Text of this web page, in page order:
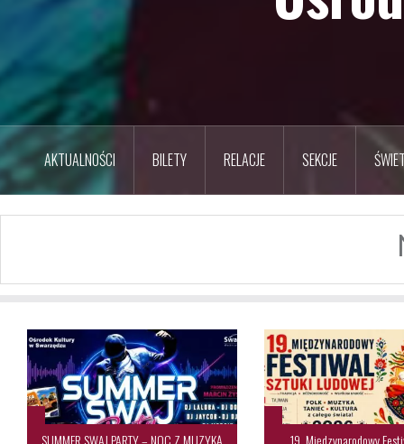
AKTUALNOŚCI BILETY RELACJE SEKCJE